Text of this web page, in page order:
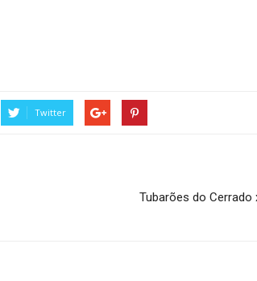
Twitter
Tubarões do Cerrado